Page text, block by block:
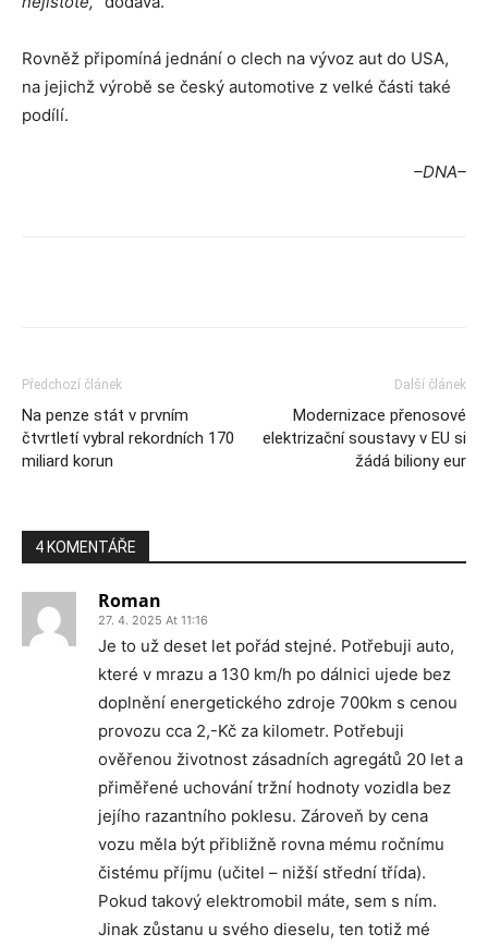
Rovněž připomíná jednání o clech na vývoz aut do USA,
na jejichž výrobě se český automotive z velké části také
podílí.
–DNA–
Předchozí článek
Na penze stát v prvním
čtvrtletí vybral rekordních 170
miliard korun
Další článek
Modernizace přenosové
elektrizační soustavy v EU si
žádá biliony eur
4 KOMENTÁŘE
Roman
27. 4. 2025 At 11:16
Je to už deset let pořád stejné. Potřebuji auto,
které v mrazu a 130 km/h po dálnici ujede bez
doplnění energetického zdroje 700km s cenou
provozu cca 2,-Kč za kilometr. Potřebuji
ověřenou životnost zásadních agregátů 20 let a
přiměřené uchování tržní hodnoty vozidla bez
jejího razantního poklesu. Zároveň by cena
vozu měla být přibližně rovna mému ročnímu
čistému příjmu (učitel – nižší střední třída).
Pokud takový elektromobil máte, sem s ním.
Jinak zůstanu u svého dieselu, ten totiž mé